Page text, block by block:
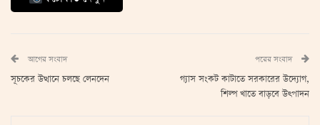
আগের সংবাদ
সূচকের উত্থানে চলছে লেনদেন
পরের সংবাদ
গ্যাস সংকট কাটাতে সরকারের উদ্যোগ,
শিল্প খাতে বাড়বে উৎপাদন